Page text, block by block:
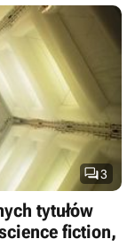
3
tytułów
fiction,